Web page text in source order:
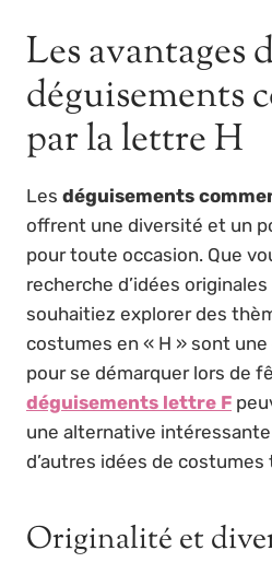
Les avantages
déguisements
par la lettre H
Les déguisements
offrent une diversité et un
pour toute occasion. Que
recherche d’idées
souhaitiez explorer des
costumes en « H » sont
pour se démarquer lors de
déguisements lettre F
une alternative
d’autres idées de
Originalité et